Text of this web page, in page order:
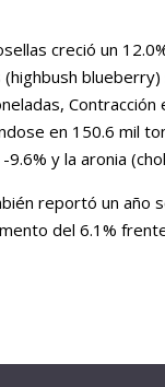
creció un
Contracción
en 150.6 mil
y la aronia
reportó un año
del 6.1%